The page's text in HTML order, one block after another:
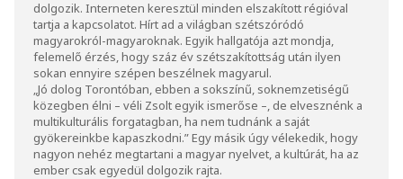
dolgozik. Interneten keresztül minden elszakított régióval
tartja a kapcsolatot. Hírt ad a világban szétszóródó
magyarokról-magyaroknak. Egyik hallgatója azt mondja,
felemelő érzés, hogy száz év szétszakítottság után ilyen
sokan ennyire szépen beszélnek magyarul.
„Jó dolog Torontóban, ebben a sokszínű, soknemzetiségű
közegben élni – véli Zsolt egyik ismerőse –, de elvesznénk a
multikulturális forgatagban, ha nem tudnánk a saját
gyökereinkbe kapaszkodni.” Egy másik úgy vélekedik, hogy
nagyon nehéz megtartani a magyar nyelvet, a kultúrát, ha az
ember csak egyedül dolgozik rajta.